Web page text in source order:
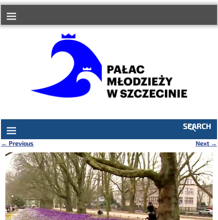
treści
SEARCH
Nawigacja
← Previous Next →